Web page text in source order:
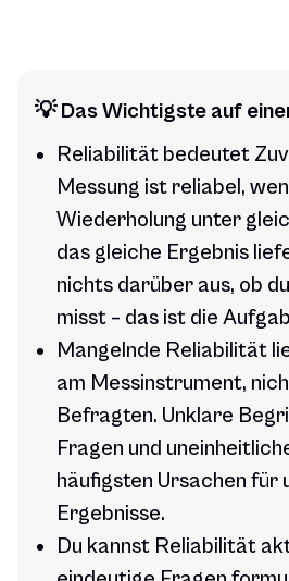
💡 Das Wichtigste auf
Reliabilität bedeutet
Messung ist reliabel,
Wiederholung unter
das gleiche Ergebnis
nichts darüber aus, ob
misst – das ist die
Mangelnde Reliabilität
am Messinstrument,
Befragten. Unklare
Fragen und
häufigsten Ursachen für
Ergebnisse.
Du kannst Reliabilität